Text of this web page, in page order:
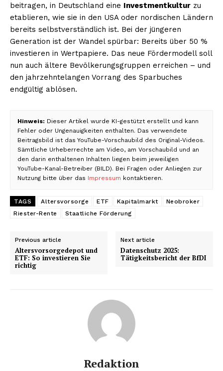
beitragen, in Deutschland eine Investmentkultur zu
etablieren, wie sie in den USA oder nordischen Ländern
bereits selbstverständlich ist. Bei der jüngeren
Generation ist der Wandel spürbar: Bereits über 50 %
investieren in Wertpapiere. Das neue Fördermodell soll
nun auch ältere Bevölkerungsgruppen erreichen – und
den jahrzehntelangen Vorrang des Sparbuches
endgültig ablösen.
Hinweis: Dieser Artikel wurde KI-gestützt erstellt und kann
Fehler oder Ungenauigkeiten enthalten. Das verwendete
Beitragsbild ist das YouTube-Vorschaubild des Original-Videos.
Sämtliche Urheberrechte am Video, am Vorschaubild und an
den darin enthaltenen Inhalten liegen beim jeweiligen
YouTube-Kanal-Betreiber (BILD). Bei Fragen oder Anliegen zur
Nutzung bitte über das Impressum kontaktieren.
TAGS Altersvorsorge ETF Kapitalmarkt
Neobroker
Riester-Rente
Staatliche Förderung
Previous article
Altersvorsorgedepot und
ETF: So investieren Sie
richtig
Next article
Datenschutz 2025:
Tätigkeitsbericht der BfDI
Redaktion